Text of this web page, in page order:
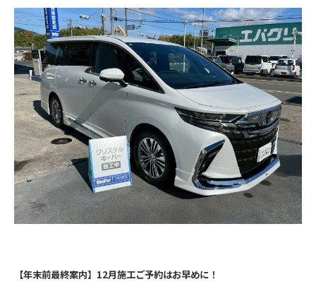
【年末前最終案内】12月施工ご予約はお早めに！